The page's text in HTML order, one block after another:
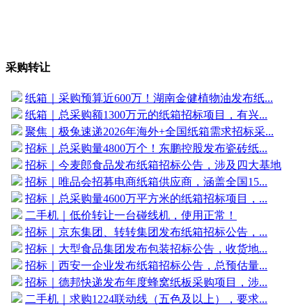
采购转让
纸箱｜采购预算近600万！湖南金健植物油发布纸...
纸箱｜总采购额1300万元的纸箱招标项目，有兴...
聚焦｜极兔速递2026年海外+全国纸箱需求招标采...
招标｜总采购量4800万个！东鹏控股发布瓷砖纸...
招标｜今麦郎食品发布纸箱招标公告，涉及四大基地
招标｜唯品会招募电商纸箱供应商，涵盖全国15...
招标｜总采购量4600万平方米的纸箱招标项目，...
二手机｜低价转让一台碰线机，使用正常！
招标｜京东集团、转转集团发布纸箱招标公告，...
招标｜大型食品集团发布包装招标公告，收货地...
招标｜西安一企业发布纸箱招标公告，总预估量...
招标｜德邦快递发布年度蜂窝纸板采购项目，涉...
二手机｜求购1224联动线（五色及以上），要求...